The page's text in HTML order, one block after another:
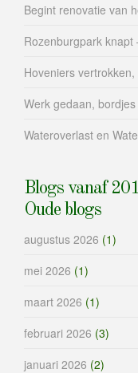
Begint renovatie van
Rozenburgpark
Hoveniers vertrokken,
Werk gedaan,
Wateroverlast en
Blogs vanaf
Oude blogs
augustus 2026 (1)
mei 2026 (1)
maart 2026 (1)
februari 2026 (3)
januari 2026 (2)